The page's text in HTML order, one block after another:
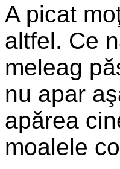
A picat
altfel. Ce
meleag
nu apar
apărea
moalele